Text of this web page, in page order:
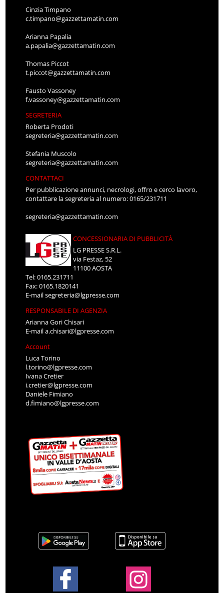
Cinzia Timpano
c.timpano@gazzettamatin.com
Arianna Papalia
a.papalia@gazzettamatin.com
Thomas Piccot
t.piccot@gazzettamatin.com
Fausto Vassoney
f.vassoney@gazzettamatin.com
SEGRETERIA
Roberta Prodoti
segreteria@gazzettamatin.com
Stefania Muscolo
segreteria@gazzettamatin.com
CONTATTACI
Per pubblicazione annunci, necrologi, offro e cerco lavoro,
contattare la segreteria al numero: 0165/231711
segreteria@gazzettamatin.com
CONCESSIONARIA DI PUBBLICITÀ
LG PRESSE S.R.L.
via Festaz, 52
11100 AOSTA
Tel: 0165.231711
Fax: 0165.1820141
E-mailsegreteria@lgpresse.com
RESPONSABILE DI AGENZIA
Arianna Gori Chisari
E-maila.chisari@lgpresse.com
Account
Luca Torino
l.torino@lgpresse.com
Ivana Cretier
i.cretier@lgpresse.com
Daniele Fimiano
d.fimiano@lgpresse.com